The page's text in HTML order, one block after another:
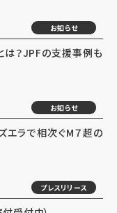
お知らせ
は？JPFの支援事例も
お知らせ
エラで相次ぐM７超の
プレスリリース